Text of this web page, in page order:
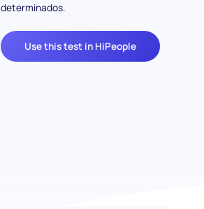
determinados.
Use this test in HiPeople